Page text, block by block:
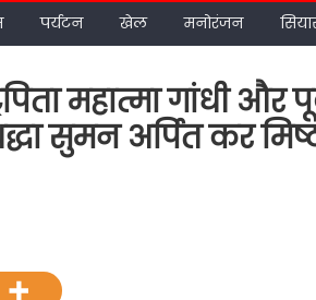
पर्यटन खेल मनोरंजन
महात्मा गांधी और
सुमन अर्पित कर